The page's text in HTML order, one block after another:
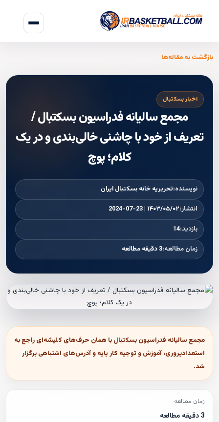
بازگشت به مقاله‌ها
اخبار بسکتبال
مجمع سالیانه فدراسیون بسکتبال /
تعریف از خود با چاشنی خالی‌بندی و در یک
کلام؛ پوچ
نویسنده:تحریریه خانه بسکتبال ایران
انتشار:۱۴۰۳/۰۵/۰۲ | 2024-07-23
بازدید:14
زمان مطالعه:3 دقیقه مطالعه
مجمع سالیانه فدراسیون بسکتبال با همان حرف‌های کلیشه‌ای راجع به
استعدادپروری، آموزش و توجیه کار پایه و آدرس‌های اشتباهی برگزار
شد.
زمان مطالعه
3 دقیقه مطالعه